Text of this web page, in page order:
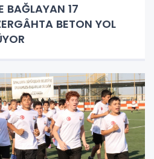
BAĞLAYAN 17
BETON YOL